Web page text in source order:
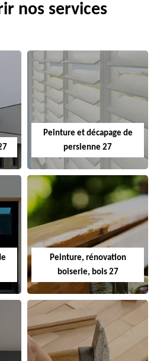
nos services
Peinture et décapage de
persienne 27
Peinture, rénovation
boiserie, bois 27